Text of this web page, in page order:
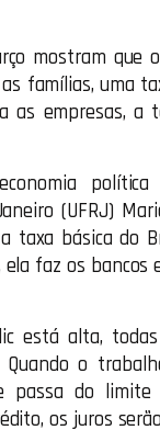
mostram que
famílias, uma
as empresas, a
política
(UFRJ)
taxa básica do
faz os bancos
está alta,
o
passa do limite
os juros